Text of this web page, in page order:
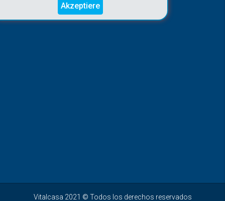
Akzeptiere
Vitalcasa 2021 © Todos los derechos reservados